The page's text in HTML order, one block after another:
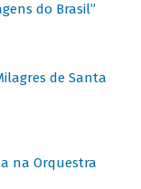
do Brasil”
de Santa
na Orquestra